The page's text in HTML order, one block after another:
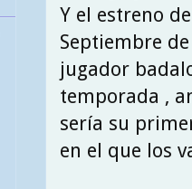
Y el estreno
Septiembre
jugador
temporada ,
sería su
en el que los